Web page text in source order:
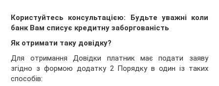
Користуйтесь консультацією: Будьте уважні коли
банк Вам списує кредитну заборгованість
Як отримати таку довідку?
Для отримання Довідки платник має подати заяву
згідно з формою додатку 2 Порядку в один із таких
способів: